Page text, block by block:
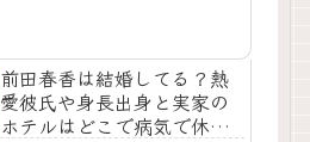
前田春香は結婚してる？熱
愛彼氏や身長出身と実家の
ホテルはどこで病気で休み